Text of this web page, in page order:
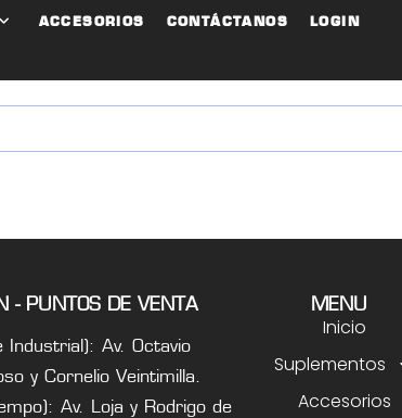
ACCESORIOS CONTÁCTANOS LOGIN
- PUNTOS DE VENTA
Industrial): Av. Octavio
y Cornelio Veintimilla.
Av. Loja y Rodrigo de
MENU
Inicio
Suplementos
Accesorios